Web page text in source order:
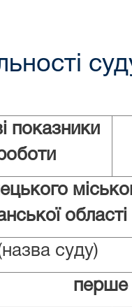
показники
області
суду)